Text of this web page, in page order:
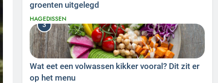
groenten uitgelegd
HAGEDISSEN
3
Wat eet een volwassen kikker vooral? Dit zit er
op het menu